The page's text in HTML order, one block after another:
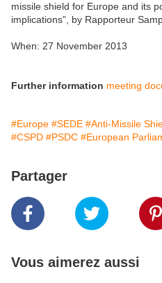
missile shield for Europe and its
implications”, by Rapporteur
When: 27 November 2013
Further information meeting
#Europe #SEDE #Anti-Missile
#CSPD #PSDC #European
Partager
Vous aimerez aussi